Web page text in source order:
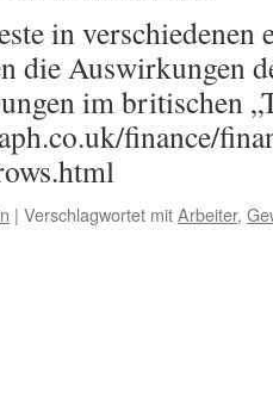
in verschiedenen
die Auswirkungen
im britischen
finance/
| Verschlagwortet mitArbeiter,